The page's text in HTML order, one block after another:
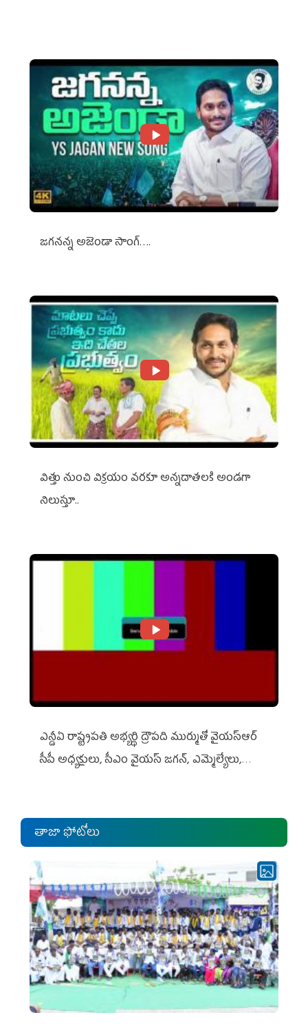
జగనన్న అజెండా సాంగ్….
విత్తు నుంచి విక్రయం వరకూ అన్నదాతలకి అండగా
నిలుస్తూ..
ఎన్డీఏ రాష్ట్ర‌ప‌తి అభ్య‌ర్థి ద్రౌప‌ది ముర్ముతో వైయ‌స్ఆర్
సీపీ అధ్య‌క్షులు, సీఎం వైయ‌స్ జ‌గ‌న్, ఎమ్మెల్యేలు,
తాజా ఫోటోలు